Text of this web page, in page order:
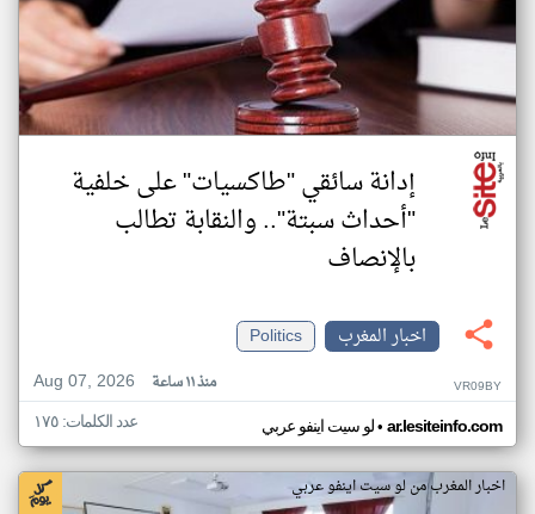
إدانة سائقي "طاكسيات" على خلفية
"أحداث سبتة".. والنقابة تطالب
بالإنصاف
اخبار المغرب
Politics
Aug 07, 2026
منذ ١١ ساعة VR09BY
لو سيت اينفو عربي• ar.lesiteinfo.com عدد الكلمات: ١٧٥
اخبار المغرب من لو سيت اينفو عربي